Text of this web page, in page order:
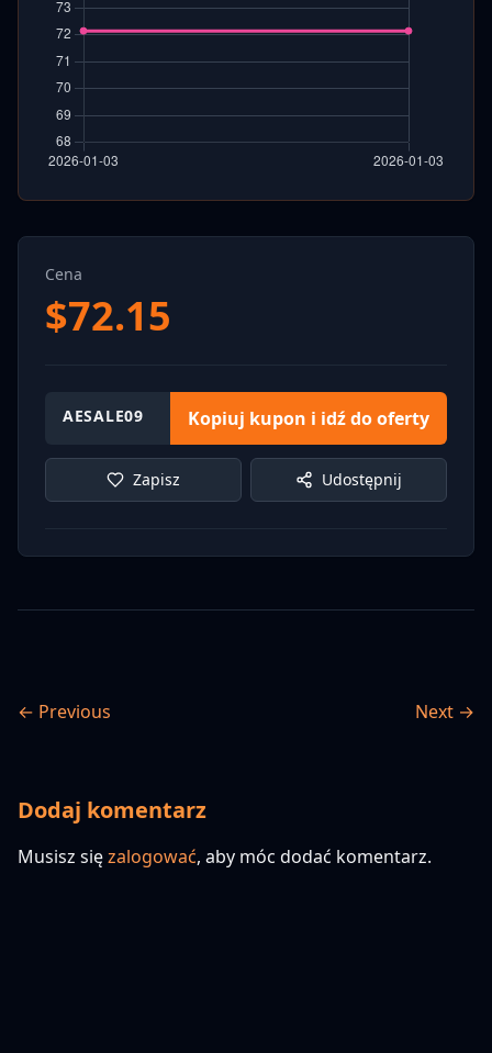
Cena
$72.15
AESALE09 Kopiuj kupon i idź do oferty
Zapisz Udostępnij
← Previous Next →
Dodaj komentarz
Musisz sięzalogować, aby móc dodać komentarz.